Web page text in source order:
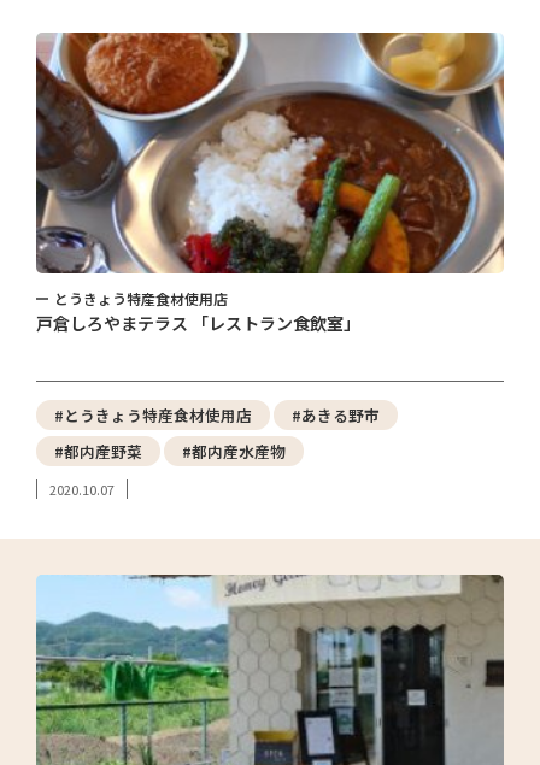
とうきょう特産食材使用店
戸倉しろやまテラス 「レストラン食飲室」
#とうきょう特産食材使用店
#あきる野市
#都内産野菜
#都内産水産物
2020.10.07